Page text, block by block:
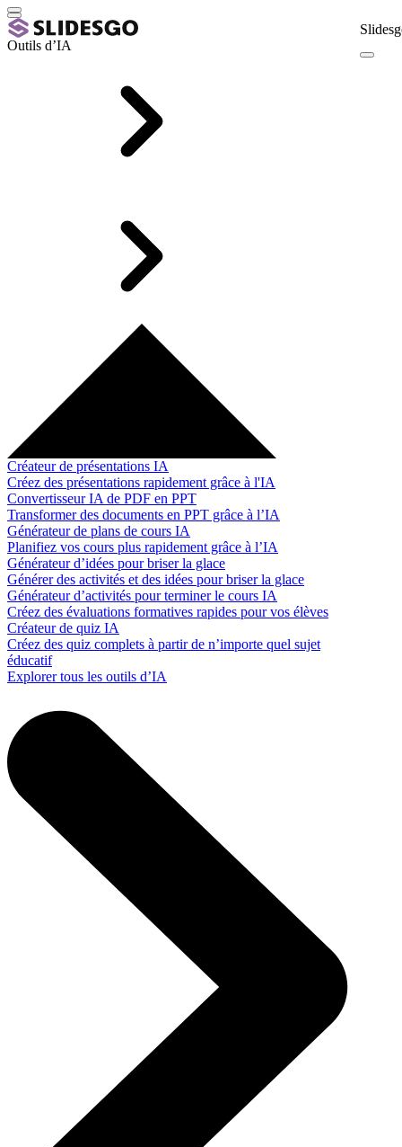
Outils d’IA
Créateur de présentations IA
Créez des présentations rapidement grâce à l'IA
Convertisseur IA de PDF en PPT
Transformer des documents en PPT grâce à l’IA
Générateur de plans de cours IA
Planifiez vos cours plus rapidement grâce à l’IA
Générateur d’idées pour briser la glace
Générer des activités et des idées pour briser la glace
Générateur d’activités pour terminer le cours IA
Créez des évaluations formatives rapides pour vos élèves
Créateur de quiz IA
Créez des quiz complets à partir de n’importe quel sujet
éducatif
Explorer tous les outils d’IA